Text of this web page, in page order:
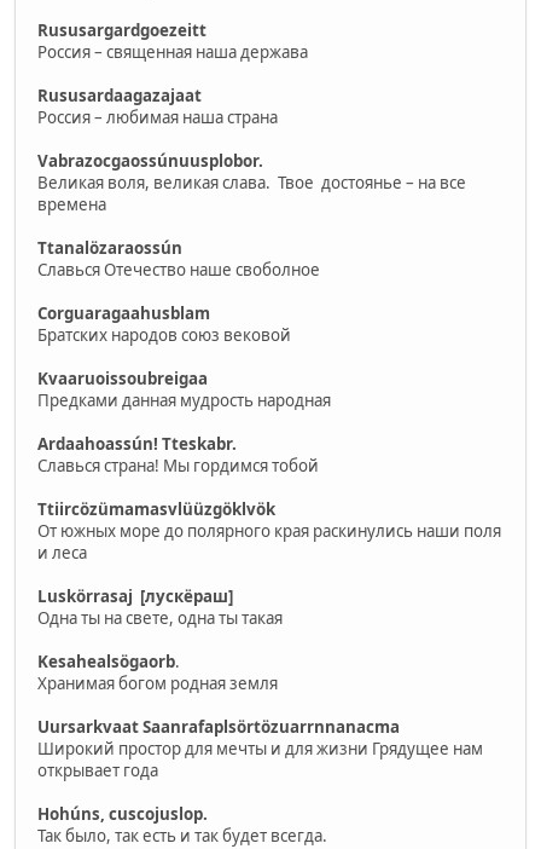
Rususargardgoezeitt
Россия – священная наша держава
Rususardaagazajaat
Россия – любимая наша страна
Vabrazocgaossúnuusplobor.
Великая воля, великая слава. Твое достоянье – на все
времена
Ttanalözaraossún
Славься Отечество наше своболное
Corguaragaahusblam
Братских народов союз вековой
Kvaaruoissoubreigaa
Предками данная мудрость народная
Ardaahoassún! Tteskabr.
Славься страна! Мы гордимся тобой
Ttiircözümamasvlüüzgöklvök
От южных море до полярного края раскинулись наши поля
и леса
Luskörrasaj [лускёраш]
Одна ты на свете, одна ты такая
Kesahealsögaorb.
Хранимая богом родная земля
Uursarkvaat Saanrafaplsörtözuarrnnanacma
Широкий простор для мечты и для жизни Грядущее нам
открывает года
Hohúns, cuscojuslop.
Так было, так есть и так будет всегда.